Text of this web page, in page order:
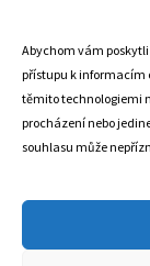
Abychom vám
přístupu k informacím
těmito technologiemi
procházení nebo
souhlasu může